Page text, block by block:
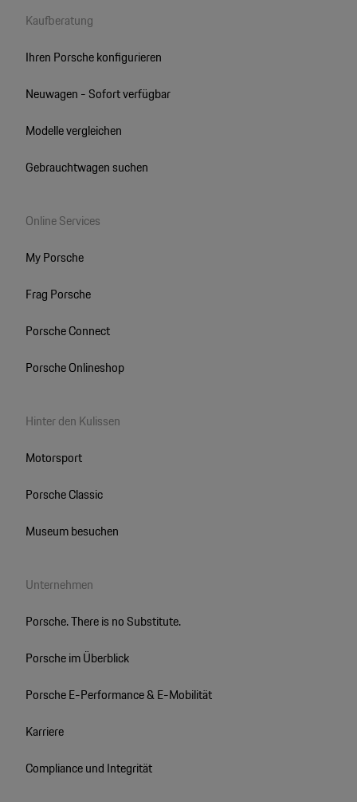
Kaufberatung
Ihren Porsche konfigurieren
Neuwagen - Sofort verfügbar
Modelle vergleichen
Gebrauchtwagen suchen
Online Services
My Porsche
Frag Porsche
Porsche Connect
Porsche Onlineshop
Hinter den Kulissen
Motorsport
Porsche Classic
Museum besuchen
Unternehmen
Porsche. There is no Substitute.
Porsche im Überblick
Porsche E-Performance & E-Mobilität
Karriere
Compliance und Integrität